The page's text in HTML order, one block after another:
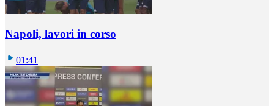
Napoli, lavori in corso
01:41